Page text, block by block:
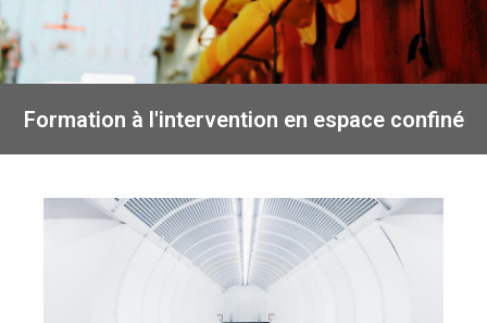
Formation à l'intervention en espace confiné